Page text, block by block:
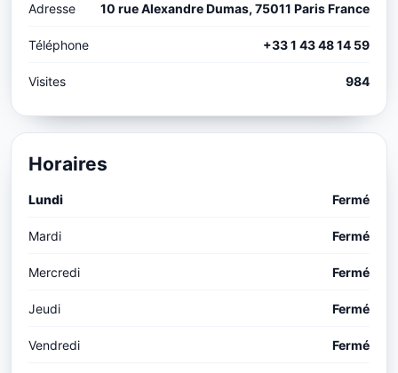
Adresse 10 rue Alexandre Dumas, 75011 Paris France
Téléphone +33 1 43 48 14 59
Visites 984
Horaires
Lundi Fermé
Mardi Fermé
Mercredi Fermé
Jeudi Fermé
Vendredi Fermé